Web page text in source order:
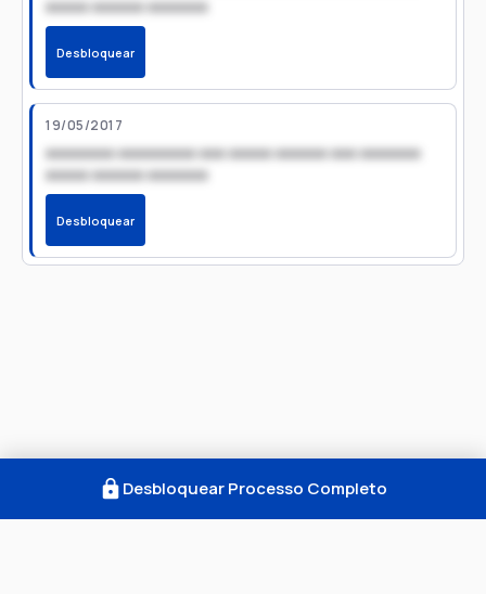
xxxxx xxxxxx xxxxxxx
Desbloquear
19/05/2017
xxxxxxxx xxxxxxxxx xxx xxxxx xxxxxx xxx xxxxxxx
xxxxx xxxxxx xxxxxxx
Desbloquear
Desbloquear Processo Completo